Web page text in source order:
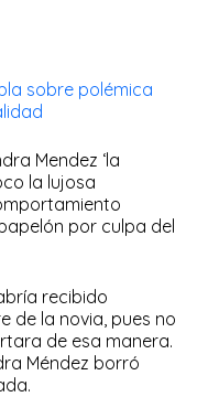
sobre polémica
Mendez ‘la
la lujosa
por culpa del
recibido
de la novia, pues no
de esa manera.
Méndez borró